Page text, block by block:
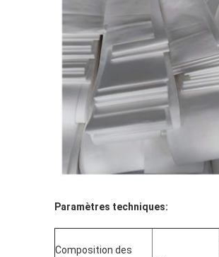
Paramètres techniques:
Composition des